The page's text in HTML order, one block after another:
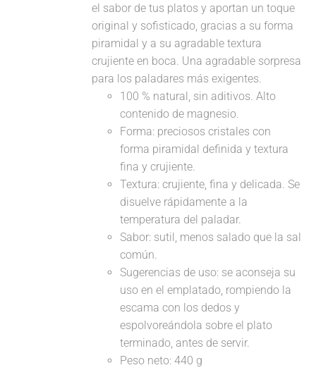
el sabor de tus platos y aportan un toque
original y sofisticado, gracias a su forma
piramidal y a su agradable textura
crujiente en boca. Una agradable sorpresa
para los paladares más exigentes.
100 % natural, sin aditivos. Alto
contenido de magnesio.
Forma: preciosos cristales con
forma piramidal definida y textura
fina y crujiente.
Textura: crujiente, fina y delicada. Se
disuelve rápidamente a la
temperatura del paladar.
Sabor: sutil, menos salado que la sal
común.
Sugerencias de uso: se aconseja su
uso en el emplatado, rompiendo la
escama con los dedos y
espolvoreándola sobre el plato
terminado, antes de servir.
Peso neto: 440 g